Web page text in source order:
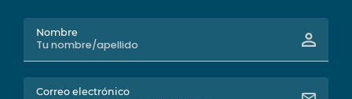
Nombre
Correo electrónico